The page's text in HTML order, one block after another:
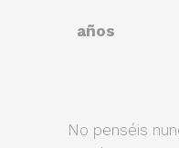
años
No penséis